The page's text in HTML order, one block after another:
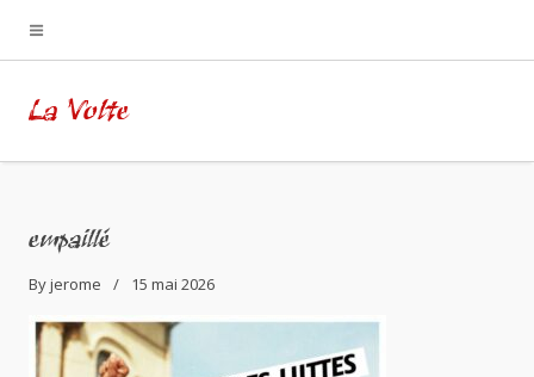
La Volte
empaillé
Byjerome 15 mai 2026